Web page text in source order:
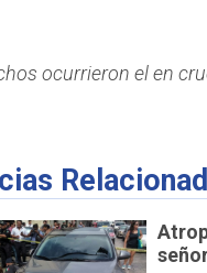
ocurrieron el en